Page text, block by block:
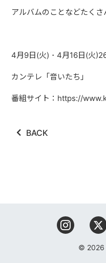
アルバムのことなどたくさ
4月9日(火)・4月16日(火
カンテレ「音いたち」
番組サイト：https://
BACK
© 2026